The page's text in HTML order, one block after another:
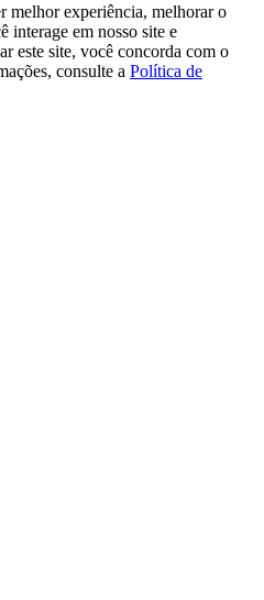
melhor experiência, melhorar o
interage em nosso site e
este site, você concorda com o
consulte a Política de